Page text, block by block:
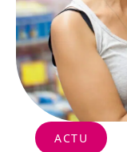
ACTU